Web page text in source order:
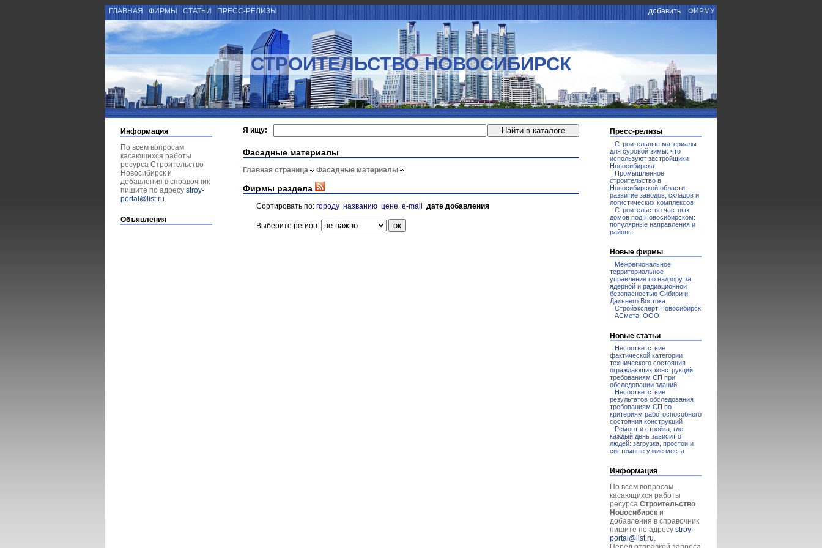
ГЛАВНАЯ ФИРМЫ СТАТЬИ ПРЕСС-РЕЛИЗЫ добавить ФИРМУ
СТРОИТЕЛЬСТВО НОВОСИБИРСК
Информация
По всем вопросам
касающихся работы
ресурса Строительство
Новосибирск и
добавления в справочник
пишите по адресу stroy-
portal@list.ru.
Объявления
Я ищу:
Фасадные материалы
Главная страница Фасадные материалы
Фирмы раздела
Сортировать по: городу названию цене e-mail дате добавления
Выберите регион:
Пресс-релизы
Строительные материалы
для суровой зимы: что
используют застройщики
Новосибирска
Промышленное
строительство в
Новосибирской области:
развитие заводов, складов и
логистических комплексов
Строительство частных
домов под Новосибирском:
популярные направления и
районы
Новые фирмы
Межрегиональное
территориальное
управление по надзору за
ядерной и радиационной
безопасностью Сибири и
Дальнего Востока
Стройэксперт Новосибирск
АСмета, ООО
Новые статьи
Несоответствие
фактической категории
технического состояния
ограждающих конструкций
требованиям СП при
обследовании зданий
Несоответствие
результатов обследования
требованиям СП по
критериям работоспособного
состояния конструкций
Ремонт и стройка, где
каждый день зависит от
людей: загрузка, простои и
системные узкие места
Информация
По всем вопросам
касающихся работы
ресурса Строительство
Новосибирск и
добавления в справочник
пишите по адресу stroy-
portal@list.ru.